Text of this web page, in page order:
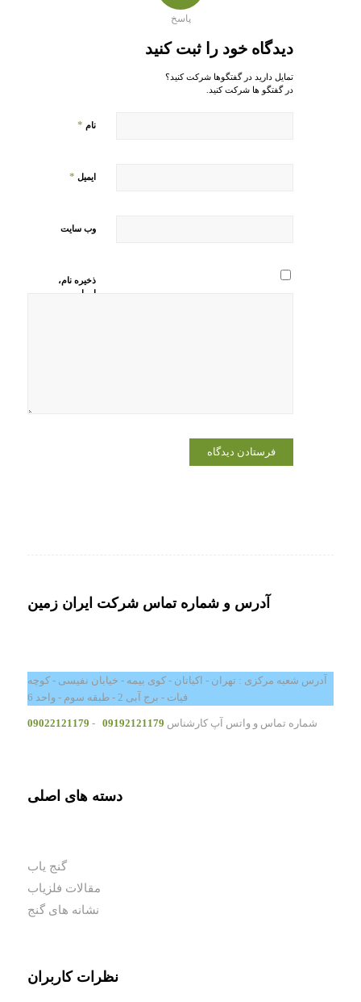
پاسخ
دیدگاه خود را ثبت کنید
تمایل دارید در گفتگوها شرکت کنید؟
در گفتگو ها شرکت کنید.
نام *
ایمیل *
وب‌ سایت
ذخیره نام،
ایمیل و
آدرس و شماره تماس شرکت ایران زمین
آدرس شعبه مرکزی : تهران - اکباتان - کوی بیمه - خیابان نفیسی - کوچه
فیات - برج آبی 2 - طبقه سوم - واحد 6
شماره تماس و واتس آپ کارشناس 09192121179
-
09022121179
دسته های اصلی
گنج یاب
مقالات فلزیاب
نشانه های گنج
نظرات کاربران